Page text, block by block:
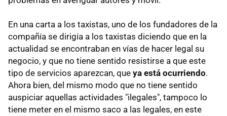
En una carta a los taxistas, uno de los fundadores de la
compañía se dirigía a los taxistas diciendo que en la
actualidad se encontraban en vías de hacer legal su
negocio, y que no tiene sentido resistirse a que este
tipo de servicios aparezcan, que ya está ocurriendo.
Ahora bien, del mismo modo que no tiene sentido
auspiciar aquellas actividades "ilegales", tampoco lo
tiene meter en el mismo saco a las legales, en este